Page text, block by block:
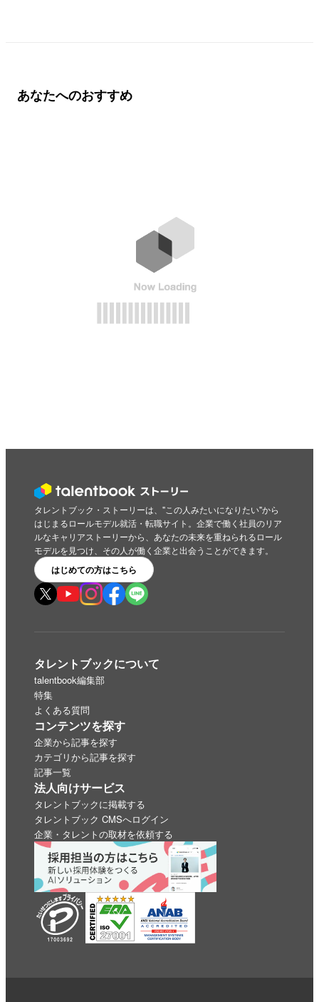
あなたへのおすすめ
タレントブック・ストーリーは、"この人みたいになりたい"から
はじまるロールモデル就活・転職サイト。企業で働く社員のリア
ルなキャリアストーリーから、あなたの未来を重ねられるロール
モデルを見つけ、その人が働く企業と出会うことができます。
はじめての方はこちら
タレントブックについて
talentbook編集部
特集
よくある質問
コンテンツを探す
企業から記事を探す
カテゴリから記事を探す
記事一覧
法人向けサービス
タレントブックに掲載する
タレントブック CMSへログイン
企業・タレントの取材を依頼する